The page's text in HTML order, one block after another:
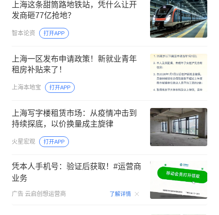
上海这条甜筒路地铁站，凭什么让开
发商砸77亿抢地？
智本论资 打开APP
上海一区发布申请政策！新就业青年
租房补贴来了！
上海本地宝 打开APP
上海写字楼租赁市场：从疫情冲击到
持续探底，以价换量成主旋律
火星宏观 打开APP
凭本人手机号：验证后获取！#运营商
业务
广告 云启创想运营商 了解详情 00:15